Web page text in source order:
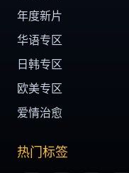
年度新片
华语专区
日韩专区
欧美专区
爱情治愈
热门标签